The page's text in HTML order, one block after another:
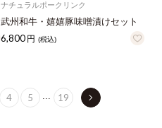
ナチュラルポークリンク
武州和牛・嬉嬉豚味噌漬けセット
6,800 円 (税込)
4 5 ... 19